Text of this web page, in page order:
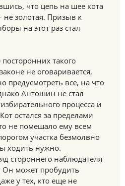
что цепь на шее кота
не золотая. Призыв к
на этот раз стал
такого
не оговаривается,
предусмотреть все, на что
Антошин не стал
процесса и
остался за пределами
не помешало ему всем
участка безмолвно
ходить нужно.
стороннего наблюдателя
Он может пробудить
у тех, кто еще не